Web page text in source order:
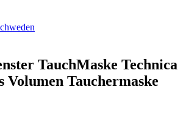
TauchMaske Technica
Volumen Tauchermaske